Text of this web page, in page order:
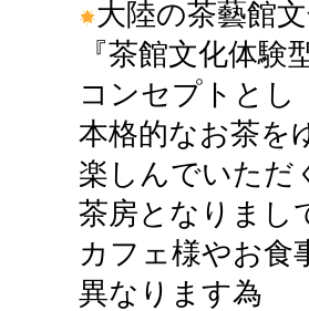
大陸の茶藝館
『茶館文化体験
コンセプトとし
本格的なお茶を
楽しんでいただ
茶房となりまし
カフェ様やお食
異なります為